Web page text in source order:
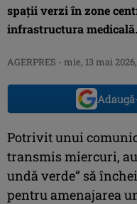
spaţii verzi în zone
infrastructura medicală.
AGERPRES - mie, 13 mai
Potrivit unui
transmis miercuri,
undă verde” să
pentru amenajarea